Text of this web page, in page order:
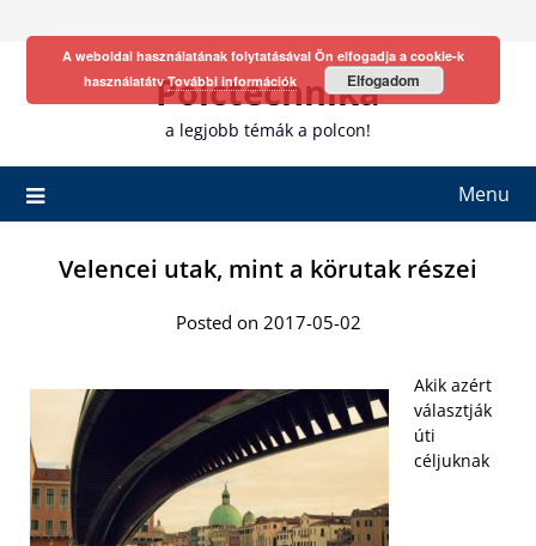
Polctechnika
a legjobb témák a polcon!
Menu
Velencei utak, mint a körutak részei
Posted on 2017-05-02
Akik azért
választják
úti
céljuknak
A weboldal használatának folytatásával Ön elfogadja a cookie-k
használatátvTovábbi információk Elfogadom